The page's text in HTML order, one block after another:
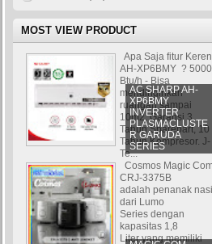
MOST VIEW PRODUCT
AC SHARP AH-
XP6BMY
INVERTER
PLASMACLUSTE
R GARUDA
SERIES
Apa Saja fitur Keren
AH-XP6BMY ? 5000
Btu/h - Bisa
mendinginkan
ruangan sampai
10m2. Garansi 3
Tahun Sparepart, 10
Tahun Kompresor. J-
Te...
Cosmos Magic
CRJ-3375B
adalah penanak nasi
dari Lumo
Series dengan
kapasitas 1,8
Liter yang memiliki